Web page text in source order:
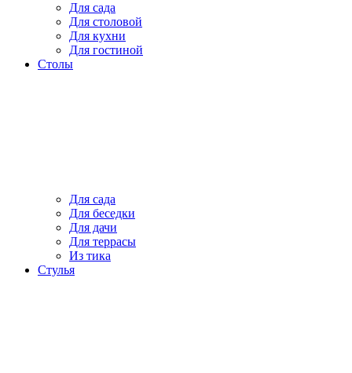
Для сада
Для столовой
Для кухни
Для гостиной
Столы
Для сада
Для беседки
Для дачи
Для террасы
Из тика
Стулья